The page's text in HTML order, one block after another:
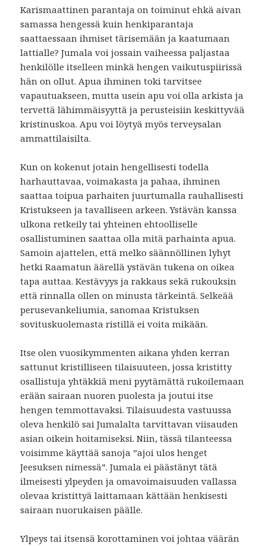
Karismaattinen parantaja on toiminut ehkä aivan
samassa hengessä kuin henkiparantaja
saattaessaan ihmiset tärisemään ja kaatumaan
lattialle? Jumala voi jossain vaiheessa paljastaa
henkilölle itselleen minkä hengen vaikutuspiirissä
hän on ollut. Apua ihminen toki tarvitsee
vapautuakseen, mutta usein apu voi olla arkista ja
tervettä lähimmäisyyttä ja perusteisiin keskittyvää
kristinuskoa. Apu voi löytyä myös terveysalan
ammattilaisilta.
Kun on kokenut jotain hengellisesti todella
harhauttavaa, voimakasta ja pahaa, ihminen
saattaa toipua parhaiten juurtumalla rauhallisesti
Kristukseen ja tavalliseen arkeen. Ystävän kanssa
ulkona retkeily tai yhteinen ehtoolliselle
osallistuminen saattaa olla mitä parhainta apua.
Samoin ajattelen, että melko säännöllinen lyhyt
hetki Raamatun äärellä ystävän tukena on oikea
tapa auttaa. Kestävyys ja rakkaus sekä rukouksin
että rinnalla ollen on minusta tärkeintä. Selkeää
perusevankeliumia, sanomaa Kristuksen
sovituskuolemasta ristillä ei voita mikään.
Itse olen vuosikymmenten aikana yhden kerran
sattunut kristilliseen tilaisuuteen, jossa kristitty
osallistuja yhtäkkiä meni pyytämättä rukoilemaan
erään sairaan nuoren puolesta ja joutui itse
hengen temmottavaksi. Tilaisuudesta vastuussa
oleva henkilö sai Jumalalta tarvittavan viisauden
asian oikein hoitamiseksi. Niin, tässä tilanteessa
voisimme käyttää sanoja ”ajoi ulos henget
Jeesuksen nimessä”. Jumala ei päästänyt tätä
ilmeisesti ylpeyden ja omavoimaisuuden vallassa
olevaa kristittyä laittamaan kättään henkisesti
sairaan nuorukaisen päälle.
Ylpeys tai itsensä korottaminen voi johtaa väärän